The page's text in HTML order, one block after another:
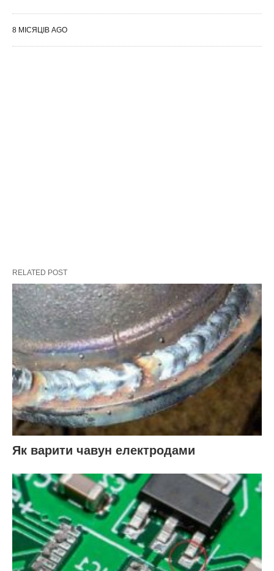
8 МІСЯЦІВ AGO
RELATED POST
Як варити чавун електродами